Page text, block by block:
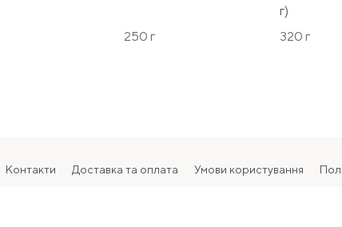
250 г
г)
320 г
Контакти Доставка та оплата Умови користування